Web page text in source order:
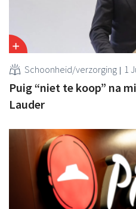
Schoonheid/verzorging 1
Puig “niet te koop” na
Lauder